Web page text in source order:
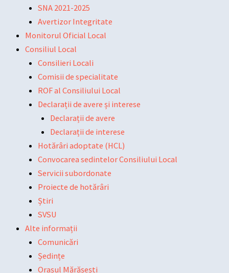
SNA 2021-2025
Avertizor Integritate
Monitorul Oficial Local
Consiliul Local
Consilieri Locali
Comisii de specialitate
ROF al Consiliului Local
Declarații de avere și interese
Declarații de avere
Declarații de interese
Hotărâri adoptate (HCL)
Convocarea sedintelor Consiliului Local
Servicii subordonate
Proiecte de hotărâri
Știri
SVSU
Alte informații
Comunicări
Ședințe
Orașul Mărășești